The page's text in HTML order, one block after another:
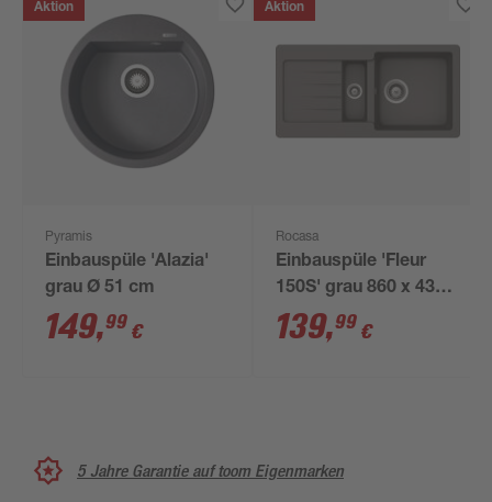
Aktion
Pyramis
Einbauspüle 'Alazia'
grau Ø 51 cm
149,99 €
Aktion
Rocasa
Einbauspüle 'Fleur
150S' grau 860 x 435
mm
139,99 €
5 Jahre Garantie auf toom Eigenmarken